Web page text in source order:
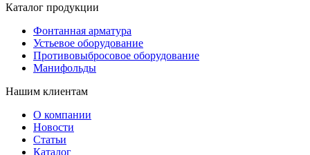
Каталог продукции
Фонтанная арматура
Устьевое оборудование
Противовыбросовое оборудование
Манифольды
Нашим клиентам
О компании
Новости
Статьи
Каталог